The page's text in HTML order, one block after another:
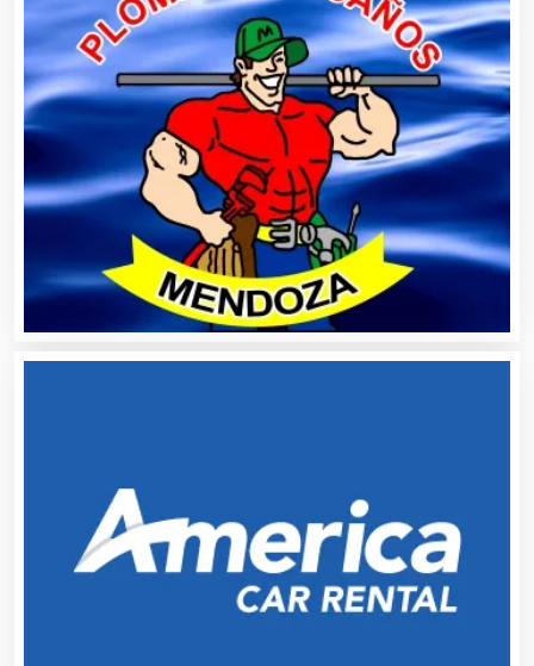
Autopartes Eléctricas
Avaluos
Balnearios
Bancos
Bares y Cantinas